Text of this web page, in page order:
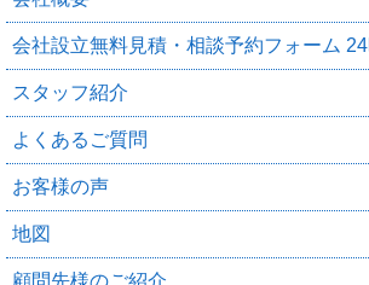
会社設立無料見積・相談予約フォーム
スタッフ紹介
よくあるご質問
お客様の声
地図
顧問先様のご紹介